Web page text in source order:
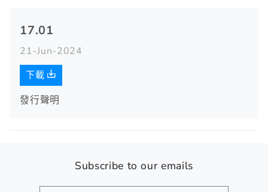
17.01
21-Jun-2024
下載
發行聲明
Subscribe to our emails